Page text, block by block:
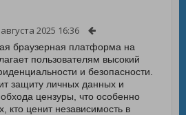
2025 16:36
браузерная платформа на
пользователям высокий
и безопасности.
защиту личных данных и
цензуры, что особенно
кто ценит независимость в